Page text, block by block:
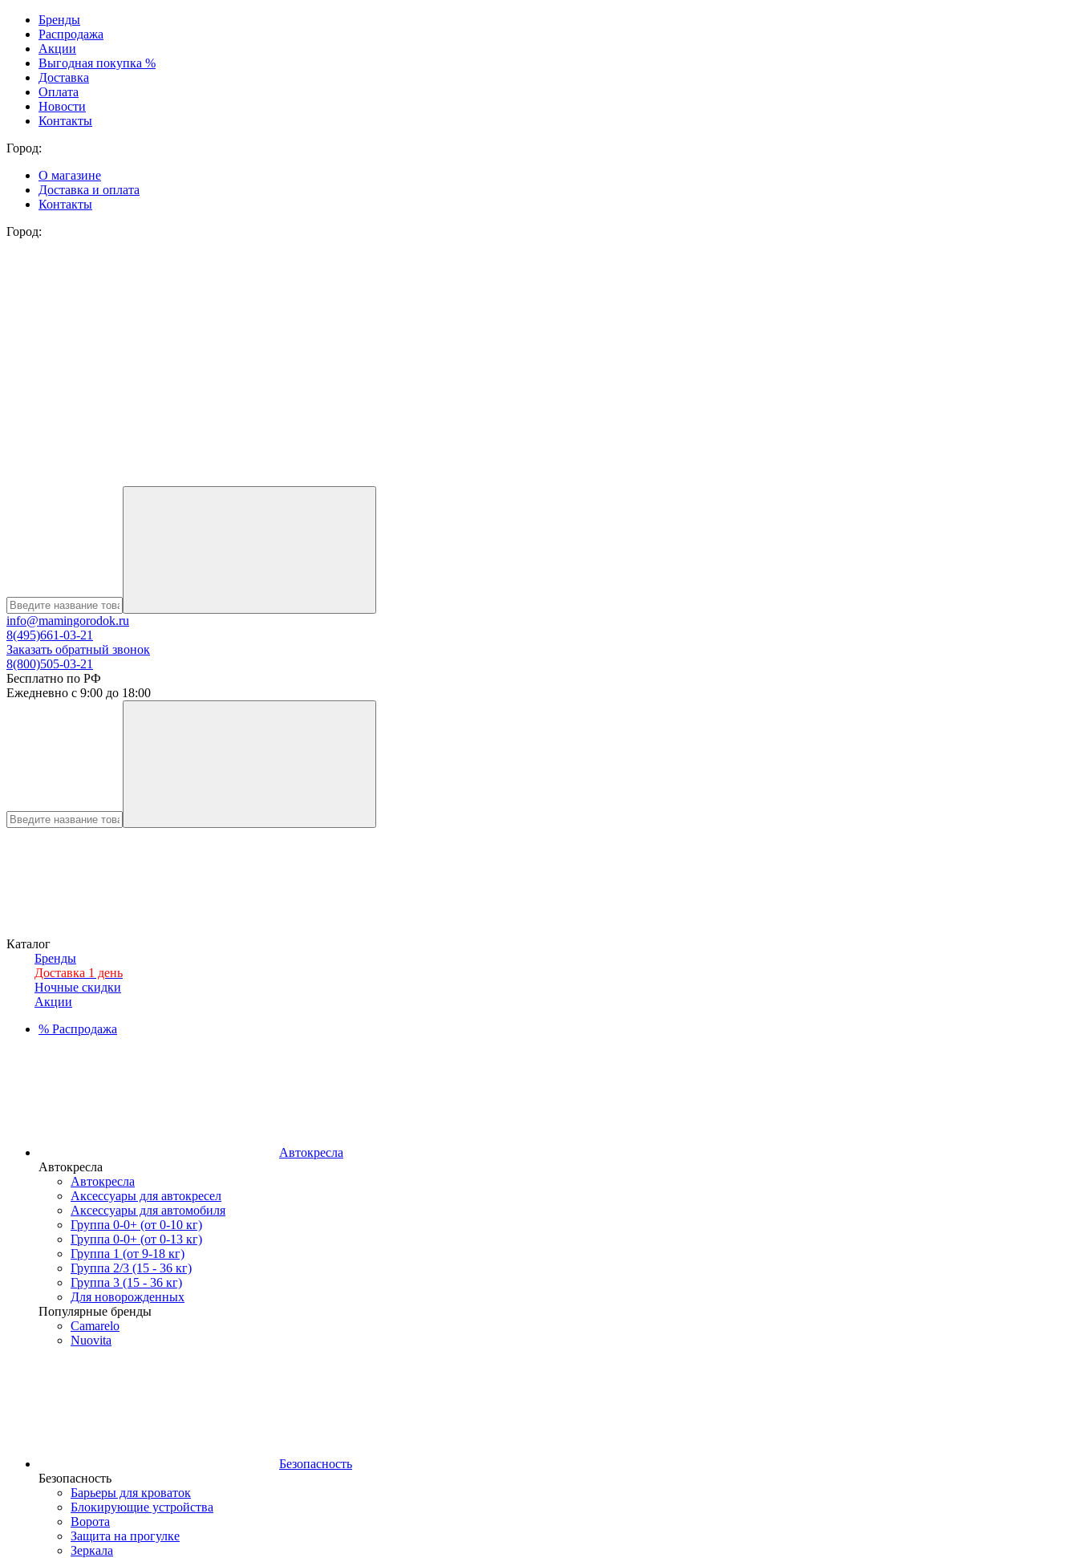
Бренды
Распродажа
Акции
Выгодная покупка %
Доставка
Оплата
Новости
Контакты
Город:
О магазине
Доставка и оплата
Контакты
Город:
info@mamingorodok.ru
8(495)661-03-21
Заказать обратный звонок
8(800)505-03-21
Бесплатно по РФ
Ежедневно с 9:00 до 18:00
Каталог
Бренды
Доставка 1 день
Ночные скидки
Акции
% Распродажа
Автокресла
Автокресла
Автокресла
Аксессуары для автокресел
Аксессуары для автомобиля
Группа 0-0+ (от 0-10 кг)
Группа 0-0+ (от 0-13 кг)
Группа 1 (от 9-18 кг)
Группа 2/3 (15 - 36 кг)
Группа 3 (15 - 36 кг)
Для новорожденных
Популярные бренды
Camarelo
Nuovita
Безопасность
Безопасность
Барьеры для кроваток
Блокирующие устройства
Ворота
Защита на прогулке
Зеркала